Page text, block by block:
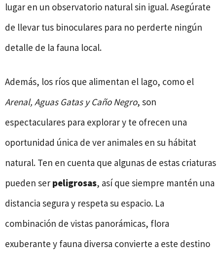
lugar en un observatorio natural sin igual. Asegúrate
de llevar tus binoculares para no perderte ningún
detalle de la fauna local.
Además, los ríos que alimentan el lago, como el
Arenal, Aguas Gatas y Caño Negro, son
espectaculares para explorar y te ofrecen una
oportunidad única de ver animales en su hábitat
natural. Ten en cuenta que algunas de estas criaturas
pueden ser peligrosas, así que siempre mantén una
distancia segura y respeta su espacio. La
combinación de vistas panorámicas, flora
exuberante y fauna diversa convierte a este destino